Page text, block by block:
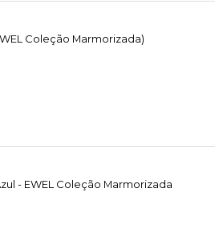
Coleção Marmorizada)
- EWEL Coleção Marmorizada